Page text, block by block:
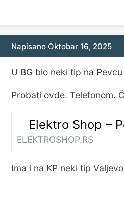
Napisano Oktobar 16, 2025
U BG bio neki tip na
Probati ovde. Telefonom.
Elektro Shop –
ELEKTROSHOP.RS
Ima i na KP neki tip